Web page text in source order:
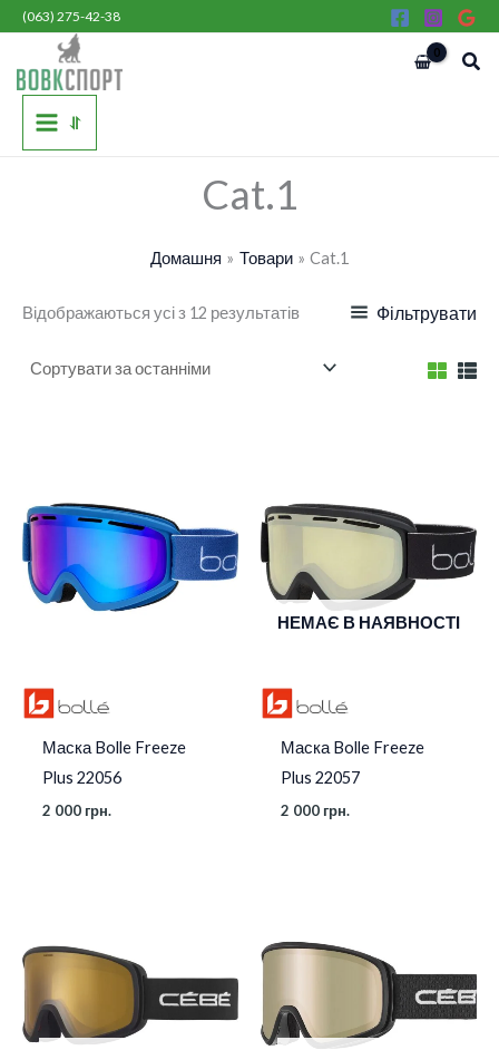
Перейти
вмісту
(063) 275-42-38
⥯
Cat.1
Домашня Товари Cat.1
Відображаються усі з 12 результатів
останнім
Фільтрувати
Маска Bolle Freeze
Plus 22056
2 000 грн.
НЕМАЄ В НАЯВНОСТІ
Маска Bolle Freeze
Plus 22057
2 000 грн.